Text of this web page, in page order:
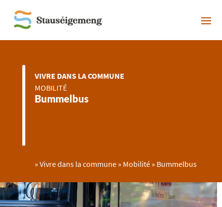
VIVRE DANS LA COMMUNE
MOBILITÉ
Bummelbus
» Vivre dans la commune » Mobilité » Bummelbus